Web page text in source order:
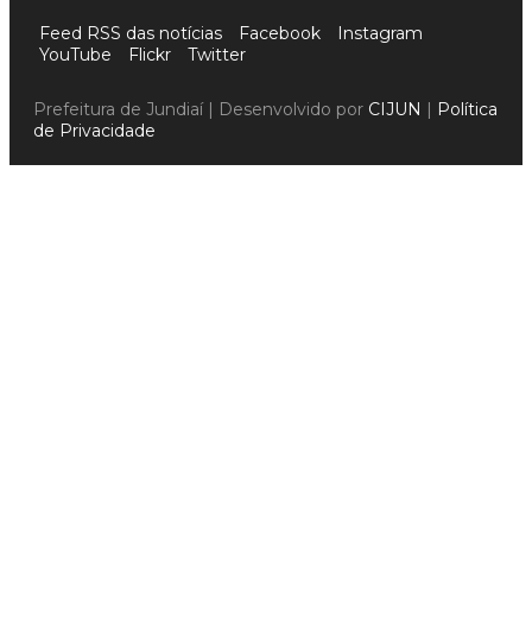
Feed RSS das notícias Facebook
Instagram
YouTube
Flickr Twitter
Prefeitura de Jundiaí | Desenvolvido por CIJUN | Política
de Privacidade